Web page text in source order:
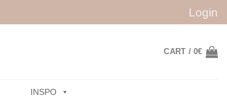
Login
CART /0€
INSPO